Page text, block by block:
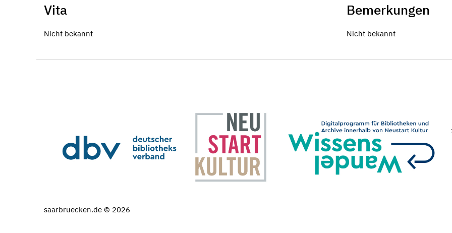
Vita
Nicht bekannt
Bemerkungen
Nicht bekannt
saarbruecken.de © 2026